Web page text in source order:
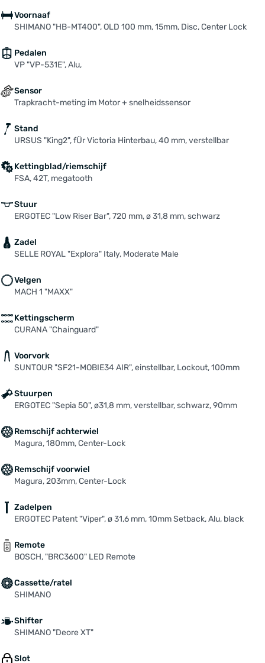
Voornaaf
SHIMANO "HB-MT400", OLD 100 mm, 15mm, Disc, Center Lock
Pedalen
VP "VP-531E", Alu,
Sensor
Trapkracht-meting im Motor + snelheidssensor
Stand
URSUS "King2", fÜr Victoria Hinterbau, 40 mm, verstellbar
Kettingblad/riemschijf
FSA, 42T, megatooth
Stuur
ERGOTEC "Low Riser Bar", 720 mm, ø 31,8 mm, schwarz
Zadel
SELLE ROYAL "Explora" Italy, Moderate Male
Velgen
MACH 1 "MAXX"
Kettingscherm
CURANA "Chainguard"
Voorvork
SUNTOUR "SF21-MOBIE34 AIR", einstellbar, Lockout, 100mm
Stuurpen
ERGOTEC "Sepia 50", ø31,8 mm, verstellbar, schwarz, 90mm
Remschijf achterwiel
Magura, 180mm, Center-Lock
Remschijf voorwiel
Magura, 203mm, Center-Lock
Zadelpen
ERGOTEC Patent "Viper", ø 31,6 mm, 10mm Setback, Alu, black
Remote
BOSCH, "BRC3600" LED Remote
Cassette/ratel
SHIMANO
Shifter
SHIMANO "Deore XT"
Slot